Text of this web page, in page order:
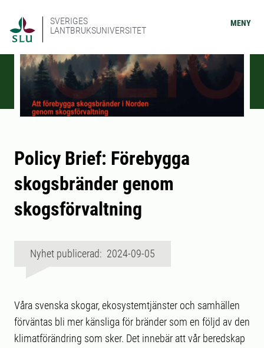
SVERIGES
LANTBRUKSUNIVERSITET
MENY
Policy Brief: Förebygga
skogsbränder genom
skogsförvaltning
Nyhet publicerad: 2024-09-05
Våra svenska skogar, ekosystemtjänster och samhällen
förväntas bli mer känsliga för bränder som en följd av den
klimatförändring som sker. Det innebär att vår beredskap